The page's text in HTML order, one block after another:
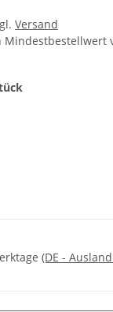
Versand
(DE -